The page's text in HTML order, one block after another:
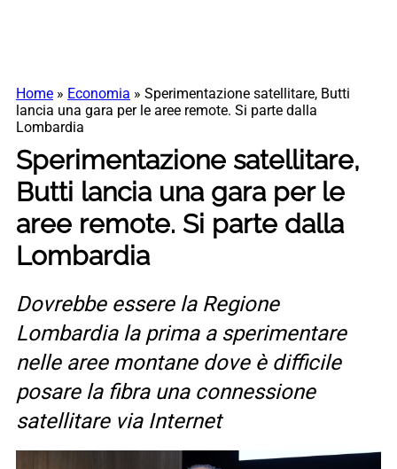
Home » Economia » Sperimentazione satellitare, Butti
lancia una gara per le aree remote. Si parte dalla
Lombardia
Sperimentazione satellitare,
Butti lancia una gara per le
aree remote. Si parte dalla
Lombardia
Dovrebbe essere la Regione
Lombardia la prima a sperimentare
nelle aree montane dove è difficile
posare la fibra una connessione
satellitare via Internet